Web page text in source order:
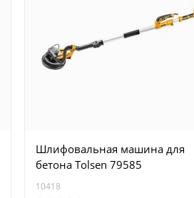
Шлифовальная машина для
бетона Tolsen 79585
10418